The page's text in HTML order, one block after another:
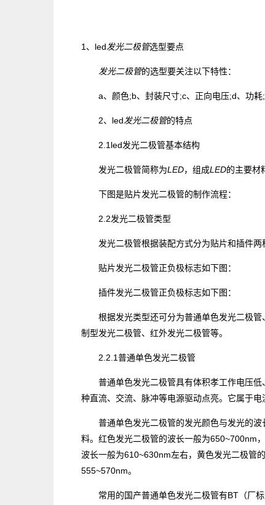
1、 led发光二极管选型要点
发光二极管的选型要关注以下特性：
a、颜色;b、封装尺寸;c、正向电压;d、功耗
2、led发光二极管的特点
2.1led发光二极管基本结构
发光二极管简称为LED，组成LED的主要材
下图是贴片发光二极管的制作流程：
2.2发光二极管类型
发光二极管根据装配方式分为贴片和插件两
贴片发光二极管正负极标志如下图：
插件发光二极管正负极标志如下图：
根据发光类型还可分为普通单色发光二极管
制型发光二极管、红外发光二极管等。
2.2.1普通单色发光二极管
普通单色发光二极管具有体积孝工作电压低
种直流、交流、脉冲等电源驱动点亮。它属于电
普通单色发光二极管的发光颜色与发光的波
料。红色发光二极管的波长一般为650~700nm
波长一般为610~630nm左右，黄色发光二极管
555~570nm。
常用的国产普通单色发光二极管有BT（厂标